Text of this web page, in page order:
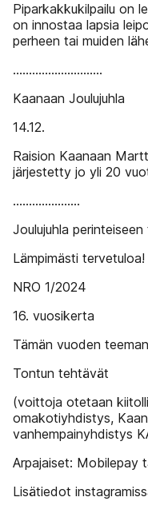
Piparkakkukilpailu on
on innostaa lapsia
perheen tai muiden
............................
Kaanaan Joulujuhla
14.12.
Raision Kaanaan
järjestetty jo yli 20
.....................
Joulujuhla
Lämpimästi tervetuloa!
NRO 1/2024
16. vuosikerta
Tämän vuoden
Tontun tehtävät
(voittoja otetaan
omakotiyhdistys,
vanhempainyhdistys
Arpajaiset: Mobilepay
Lisätiedot